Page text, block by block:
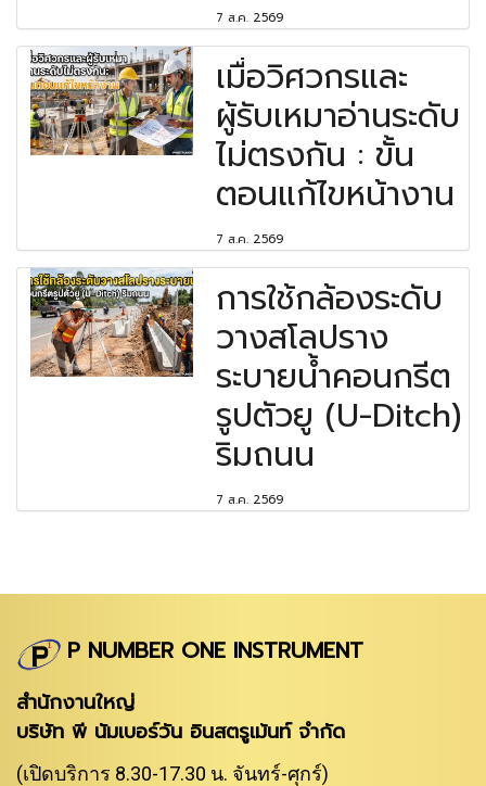
7 ส.ค. 2569
เมื่อวิศวกรและ
ผู้รับเหมาอ่านระดับ
ไม่ตรงกัน : ขั้น
ตอนแก้ไขหน้างาน
7 ส.ค. 2569
การใช้กล้องระดับ
วางสโลปราง
ระบายน้ำคอนกรีต
รูปตัวยู (U-Ditch)
ริมถนน
7 ส.ค. 2569
P NUMBER ONE INSTRUMENT
สำนักงานใหญ่
บริษัท พี นัมเบอร์วัน อินสตรูเม้นท์ จำกัด
(เปิดบริการ 8.30-17.30 น. จันทร์-ศุกร์)